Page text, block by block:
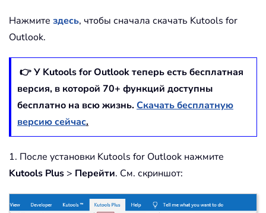
Нажмите здесь, чтобы сначала скачать Kutools for
Outlook.
👉 У Kutools for Outlook теперь есть бесплатная
версия, в которой 70+ функций доступны
бесплатно на всю жизнь.Скачать бесплатную
версию сейчас.
1. После установки Kutools for Outlook нажмите
Kutools Plus > Перейти. См. скриншот: